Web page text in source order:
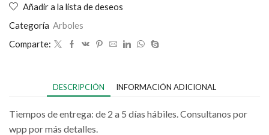
Añadir a la lista de deseos
Categoría Arboles
Comparte:
DESCRIPCIÓN INFORMACIÓN ADICIONAL
Tiempos de entrega: de 2 a 5 días hábiles. Consultanos por
wpp por más detalles.